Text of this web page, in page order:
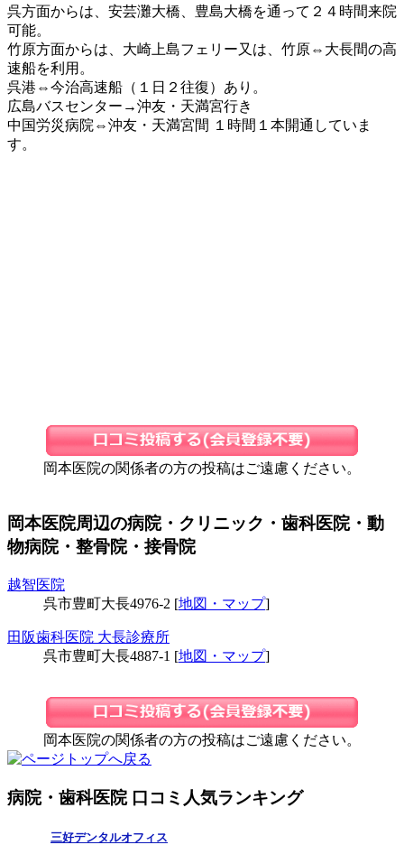
呉方面からは、安芸灘大橋、豊島大橋を通って２４時間来院
可能。
竹原方面からは、大崎上島フェリー又は、竹原⇔大長間の高
速船を利用。
呉港⇔今治高速船（１日２往復）あり。
広島バスセンター→沖友・天満宮行き
中国労災病院⇔沖友・天満宮間 １時間１本開通していま
す。
岡本医院の関係者の方の投稿はご遠慮ください。
岡本医院周辺の病院・クリニック・歯科医院・動
物病院・整骨院・接骨院
越智医院
呉市豊町大長4976-2 [地図・マップ]
田阪歯科医院 大長診療所
呉市豊町大長4887-1 [地図・マップ]
岡本医院の関係者の方の投稿はご遠慮ください。
病院・歯科医院 口コミ人気ランキング
三好デンタルオフィス